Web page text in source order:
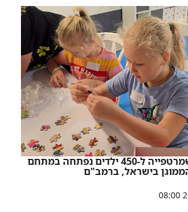
מחמישה
נולדו
חסר תקדים: שמרטפייה ל-450 ילדים נפתחה במתחם
בישראל, ברמב"ם